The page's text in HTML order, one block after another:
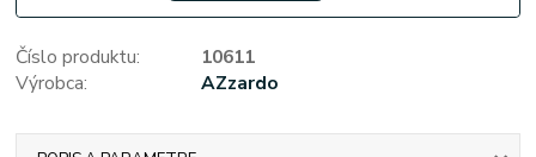
Číslo produktu:
10611
Výrobca:
AZzardo